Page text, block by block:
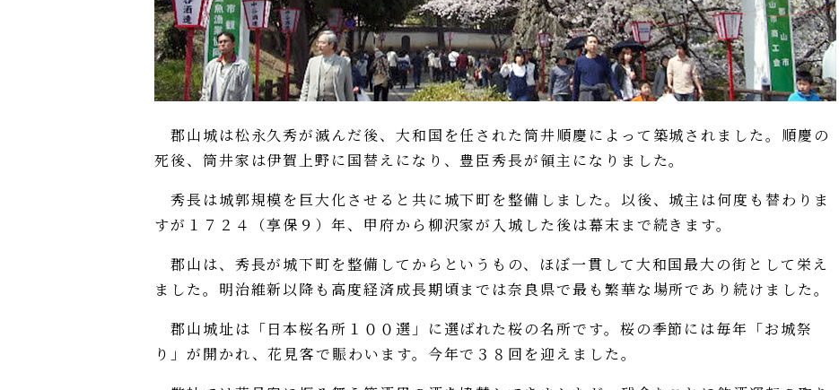
郡山城は松永久秀が滅んだ後、大和国を任された筒井順慶によって築城されました。順慶の
死後、筒井家は伊賀上野に国替えになり、豊臣秀長が領主になりました。
秀長は城郭規模を巨大化させると共に城下町を整備しました。以後、城主は何度も替わりま
すが１７２４（享保９）年、甲府から柳沢家が入城した後は幕末まで続きます。
郡山は、秀長が城下町を整備してからというもの、ほぼ一貫して大和国最大の街として栄え
ました。明治維新以降も高度経済成長期頃までは奈良県で最も繁華な場所であり続けました。
郡山城址は「日本桜名所１００選」に選ばれた桜の名所です。桜の季節には毎年「お城祭
り」が開かれ、花見客で賑わいます。今年で３８回を迎えました。